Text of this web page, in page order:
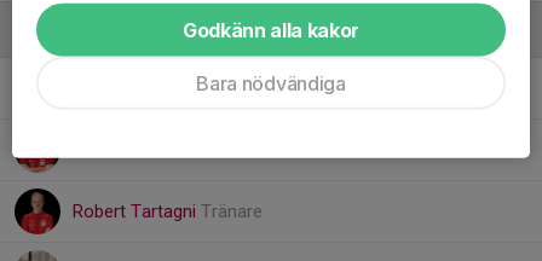
Ledare
Fysioterapeut
Robert Tartagni Tränare
Godkänn alla kakor
Bara nödvändiga